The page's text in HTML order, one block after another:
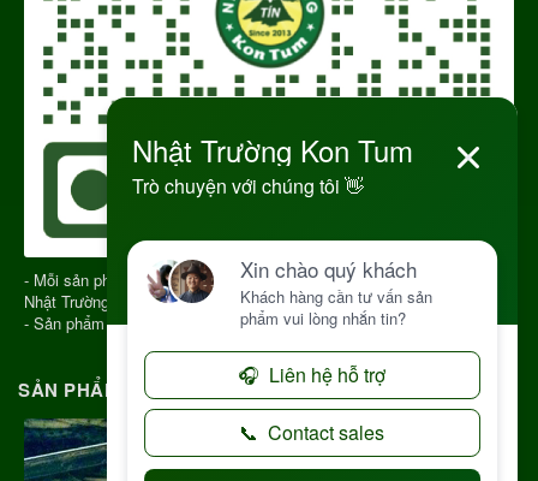
- Mỗi sản phẩm gửi đi có QR CODE để truy xuất nguồn gốc sản phẩm
Nhật Trường Kon Tum
- Sản phẩm chính gốc Kon Tum Việt Nam
SẢN PHẨM CHẤT LƯỢNG - NGUỒN GỐC RÕ RÀNG